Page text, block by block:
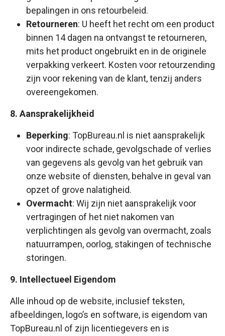
bepalingen in ons retourbeleid.
Retourneren: U heeft het recht om een product
binnen 14 dagen na ontvangst te retourneren,
mits het product ongebruikt en in de originele
verpakking verkeert. Kosten voor retourzending
zijn voor rekening van de klant, tenzij anders
overeengekomen.
8. Aansprakelijkheid
Beperking: TopBureau.nl is niet aansprakelijk
voor indirecte schade, gevolgschade of verlies
van gegevens als gevolg van het gebruik van
onze website of diensten, behalve in geval van
opzet of grove nalatigheid.
Overmacht: Wij zijn niet aansprakelijk voor
vertragingen of het niet nakomen van
verplichtingen als gevolg van overmacht, zoals
natuurrampen, oorlog, stakingen of technische
storingen.
9. Intellectueel Eigendom
Alle inhoud op de website, inclusief teksten,
afbeeldingen, logo’s en software, is eigendom van
TopBureau.nl of zijn licentiegevers en is